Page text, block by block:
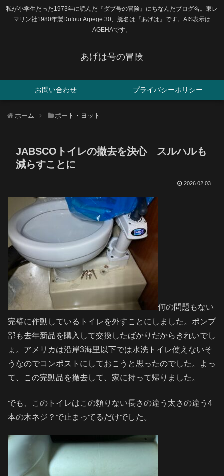
私が小学生だった1973年に読んだ『ダブ号の冒険』にちなんだブログ名。東レ
マリン社1980年製Dufour Arpege 30、艇名は『あげは』です。AIS表示は
AGEHAです。
あげは号の冒険
お問い合わせ プライバシーポリシー
ホーム ボート・ヨット
JABSCOトイレの撤去を決心 スルハルも
減らすことに
2026.02.03
何の問題もない
完璧に作動しているトイレを外すことにしました。ポンプ
部も去年新品を購入して交換したばかりだからきれいでし
ょ。アメリカは沿岸3海里以下では水洗トイレ使えないそ
うなのでコンポストにしておこうと思ったのでした。よっ
て、この完動品を撤去して、家に持って帰りました。
でも、このトイレはこの頼りない長さの違う太さの違う4
本の木ネジ？で止まってるだけでした。